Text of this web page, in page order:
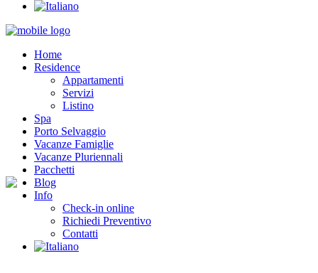
Home
Residence
Appartamenti
Servizi
Listino
Spa
Porto Selvaggio
Vacanze Famiglie
Vacanze Pluriennali
Pacchetti
Blog
Info
Check-in online
Richiedi Preventivo
Contatti